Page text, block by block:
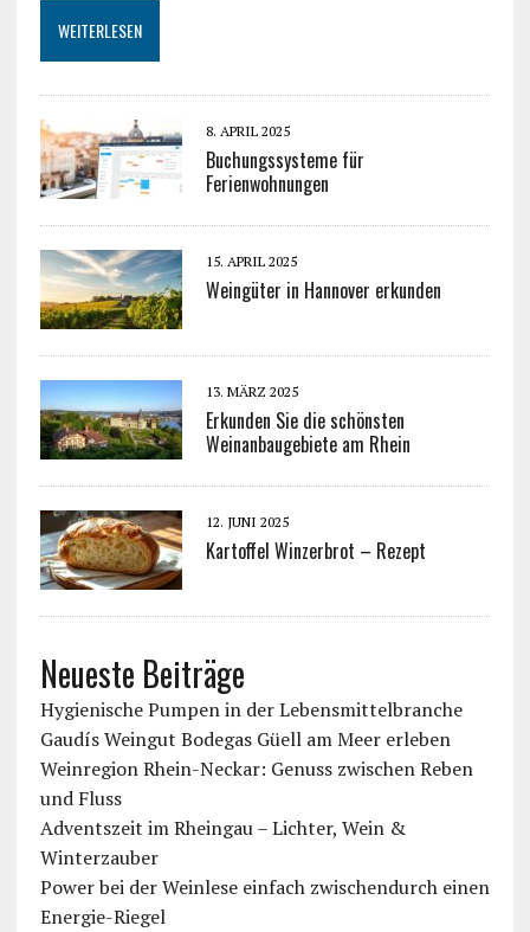
WEITERLESEN
8. APRIL 2025
Buchungssysteme für
Ferienwohnungen
15. APRIL 2025
Weingüter in Hannover erkunden
13. MÄRZ 2025
Erkunden Sie die schönsten
Weinanbaugebiete am Rhein
12. JUNI 2025
Kartoffel Winzerbrot – Rezept
Neueste Beiträge
Hygienische Pumpen in der Lebensmittelbranche
Gaudís Weingut Bodegas Güell am Meer erleben
Weinregion Rhein-Neckar: Genuss zwischen Reben
und Fluss
Adventszeit im Rheingau – Lichter, Wein &
Winterzauber
Power bei der Weinlese einfach zwischendurch einen
Energie-Riegel